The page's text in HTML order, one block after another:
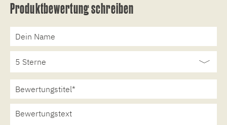
Produktbewertung schreiben